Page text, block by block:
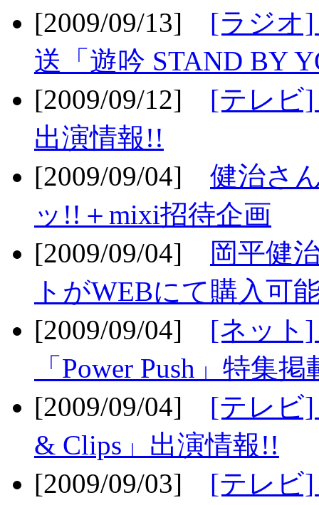
[2009/09/13] [ラジオ]
送「遊吟 STAND BY
[2009/09/12] [テレビ]
出演情報!!
[2009/09/04] 健治さ
ッ!!＋mixi招待企画
[2009/09/04]
岡平健
トがWEBにて購入可
[2009/09/04] [ネット]
「Power Push」特集
[2009/09/04] [テレビ]
& Clips」出演情報!!
[2009/09/03] [テレビ